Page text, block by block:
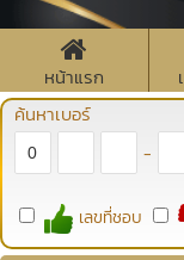
หน้าแรก
ค้นหาเบอร์
-
เลขที่ชอบ